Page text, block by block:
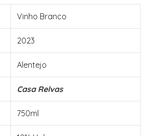
Vinho Branco
2023
Alentejo
Casa Relvas
750ml